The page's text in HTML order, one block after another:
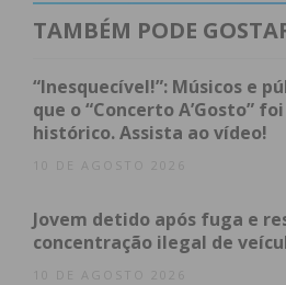
sensibilização junto das
A cerimónia integrou também
prémios do concurso de
Forma Sustentável”, com 58
Vicente Baptista, 1.º
TAMBÉM PODE
“Inesquecível!”: Músicos e
que o “Concerto A’Gosto”
histórico. Assista ao vídeo!
10 DE AGOSTO 2026
Jovem detido após fuga e
concentração ilegal de
10 DE AGOSTO 2026